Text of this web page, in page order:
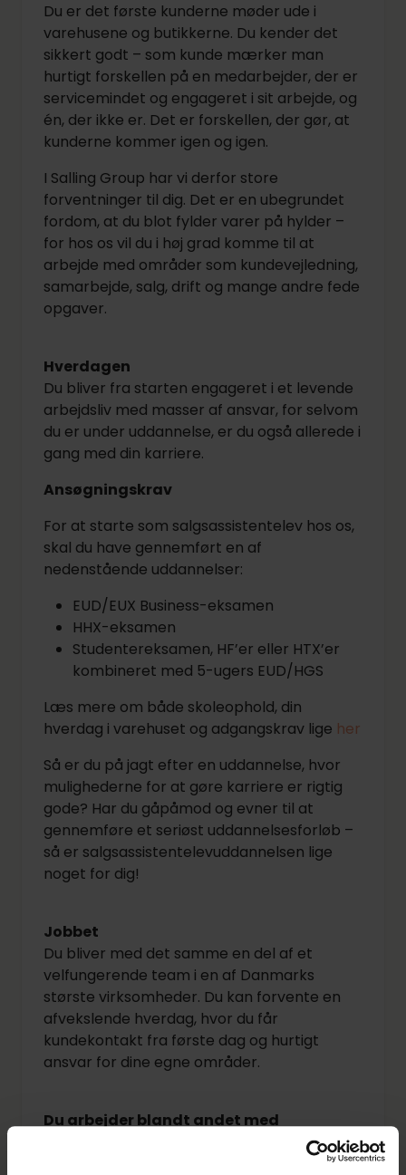
Du er det første kunderne møder ude i
varehusene og butikkerne. Du kender det
sikkert godt – som kunde mærker man
hurtigt forskellen på en medarbejder, der er
servicemindet og engageret i sit arbejde, og
én, der ikke er. Det er forskellen, der gør, at
kunderne kommer igen og igen.
I Salling Group har vi derfor store
forventninger til dig. Det er en ubegrundet
fordom, at du blot fylder varer på hylder –
for hos os vil du i høj grad komme til at
arbejde med områder som kundevejledning,
samarbejde, salg, drift og mange andre fede
opgaver.
Hverdagen
Du bliver fra starten engageret i et levende
arbejdsliv med masser af ansvar, for selvom
du er under uddannelse, er du også allerede i
gang med din karriere.
Ansøgningskrav
For at starte som salgsassistentelev hos os,
skal du have gennemført en af
nedenstående uddannelser:
EUD/EUX Business-eksamen
HHX-eksamen
Studentereksamen, HF’er eller HTX’er
kombineret med 5-ugers EUD/HGS
Læs mere om både skoleophold, din
hverdag i varehuset og adgangskrav lige her
Så er du på jagt efter en uddannelse, hvor
mulighederne for at gøre karriere er rigtig
gode? Har du gåpåmod og evner til at
gennemføre et seriøst uddannelsesforløb –
så er salgsassistentelevuddannelsen lige
noget for dig!
Jobbet
Du bliver med det samme en del af et
velfungerende team i en af Danmarks
største virksomheder. Du kan forvente en
afvekslende hverdag, hvor du får
kundekontakt fra første dag og hurtigt
ansvar for dine egne områder.
Du arbejder blandt andet med